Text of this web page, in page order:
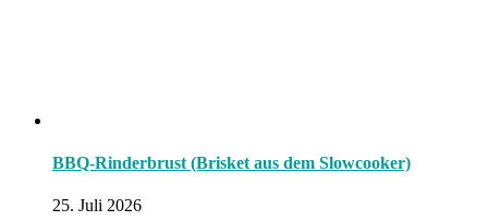
BBQ-Rinderbrust (Brisket aus dem Slowcooker)
25. Juli 2026